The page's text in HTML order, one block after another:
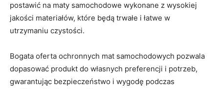
postawić​ na maty ‌samochodowe wykonane z wysokiej
jakości‍ materiałów, które będą​ trwałe i łatwe w
utrzymaniu czystości.
Bogata⁣ oferta ⁤ochronnych⁢ mat samochodowych ⁤pozwala
dopasować produkt ⁤do własnych preferencji i⁤ potrzeb,‌
gwarantując bezpieczeństwo‌ i wygodę podczas